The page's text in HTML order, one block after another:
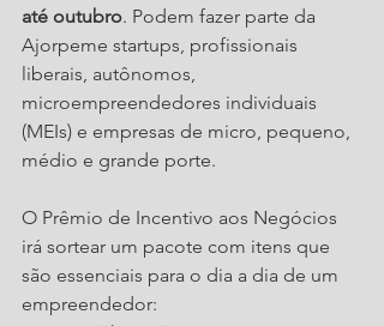
até outubro. Podem fazer parte da
Ajorpeme startups, profissionais
liberais, autônomos,
microempreendedores individuais
(MEIs) e empresas de micro, pequeno,
médio e grande porte.
O Prêmio de Incentivo aos Negócios
irá sortear um pacote com itens que
são essenciais para o dia a dia de um
empreendedor: